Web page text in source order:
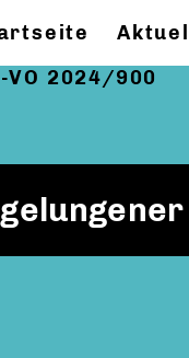
VO 2024/900